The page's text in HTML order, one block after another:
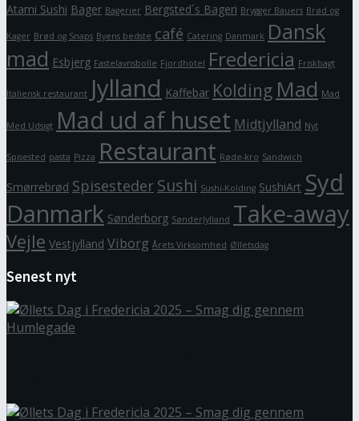
Atami Sushi Bager Bagerier Bergsted´s Bageri Brygger Bauers Brød og
Kager Brød og Snaps Byens bedste café Catering Danmark Dansk
mad Esbjerg Fastelavnsbolle Fjordhotel Fredericia Friskbagt
Italiensk restaurant Jylland Kaffebar Kolding Mad Mad
Med Udsigt Mad ud af huset Midtjylland Nyt
Spisested pasta Pizza Restaurant Røde-kro Sandwich
Smørrebrød Spisesteder Sushi Sushi-Kolding SushiArt Syd
Danmark Sønderborg SønderJylland Take-away
Vejle Vestjylland Viborg Årets Virksomhed Ølletsdag
Senest nyt